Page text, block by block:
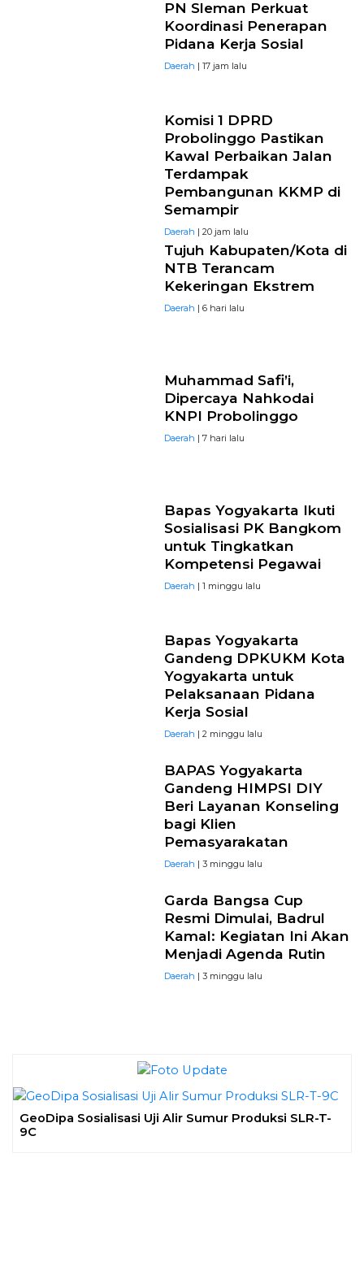
PN Sleman Perkuat
Koordinasi Penerapan
Pidana Kerja Sosial
Daerah | 17 jam lalu
Komisi 1 DPRD
Probolinggo Pastikan
Kawal Perbaikan Jalan
Terdampak
Pembangunan KKMP di
Semampir
Daerah | 20 jam lalu
Tujuh Kabupaten/Kota di
NTB Terancam
Kekeringan Ekstrem
Daerah | 6 hari lalu
Muhammad Safi’i,
Dipercaya Nahkodai
KNPI Probolinggo
Daerah | 7 hari lalu
Bapas Yogyakarta Ikuti
Sosialisasi PK Bangkom
untuk Tingkatkan
Kompetensi Pegawai
Daerah | 1 minggu lalu
Bapas Yogyakarta
Gandeng DPKUKM Kota
Yogyakarta untuk
Pelaksanaan Pidana
Kerja Sosial
Daerah | 2 minggu lalu
BAPAS Yogyakarta
Gandeng HIMPSI DIY
Beri Layanan Konseling
bagi Klien
Pemasyarakatan
Daerah | 3 minggu lalu
Garda Bangsa Cup
Resmi Dimulai, Badrul
Kamal: Kegiatan Ini Akan
Menjadi Agenda Rutin
Daerah | 3 minggu lalu
GeoDipa Sosialisasi Uji Alir Sumur Produksi SLR-T-
9C